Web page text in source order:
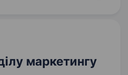
маркетингу